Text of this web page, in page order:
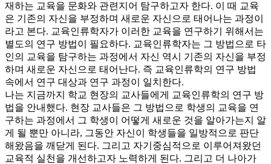
재하는 교육을 문화와 관련지어 탐구하고자 한다. 이 때 교육
은 기존의 자신을 부정하며 새로운 자신으로 태어나는 과정이
라고 본다. 교육인류학자가 이러한 교육을 연구하기 위해서는
별도의 연구 방법이 필요하다. 교육인류학자는 그 방법으로 타
인의 교육을 탐구하는 과정에서 자신 역시 기존의 자신을 부정
하며 새로운 자신으로 태어난다. 즉 교육인류학의 연구 방법
속에서 연구 대상과 연구 과정이 일치한다.
나는 지금까지 학교 현장의 교사들에게 교육인류학의 연구 방
법을 안내했다. 현장 교사들은 그 방법으로 학생의 교육을 연
구하는 과정에서 그 학생이 어떻게 새로운 것을 알아가는지 알
게 될 뿐만 아니라, 그동안 자신이 학생들을 일방적으로 판단
해왔음을 깨닫게 된다. 그리고 자기중심적으로 이루어져왔던
교육적 실천을 개선하고자 노력하게 된다. 그리고 더 나아가